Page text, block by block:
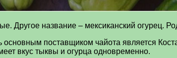
Другое название – мексиканский огурец.
поставщиком чайота является
вкус тыквы и огурца одновременно.